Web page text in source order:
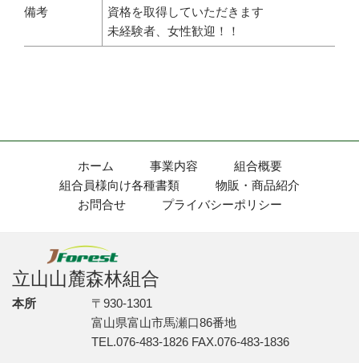
備考
資格を取得していただきます
未経験者、女性歓迎！！
ホーム 事業内容
組合概要
組合員様向け各種書類
物販・商品紹介
お問合せ
プライバシーポリシー
立山山麓森林組合
本所
〒930-1301
富山県富山市馬瀬口86番地
TEL.076-483-1826 FAX.076-483-1836